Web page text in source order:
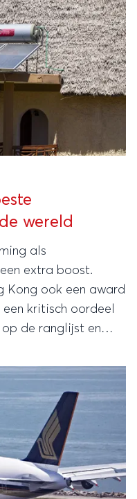
wereld
als
boost.
Kong ook een award
en